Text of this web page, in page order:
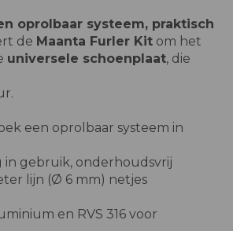
oprolbaar systeem, praktisch
de Maanta Furler Kit om het
universele schoenplaat, die
een oprolbaar systeem in
in gebruik, onderhoudsvrij
lijn (Ø 6 mm) netjes
en RVS 316 voor